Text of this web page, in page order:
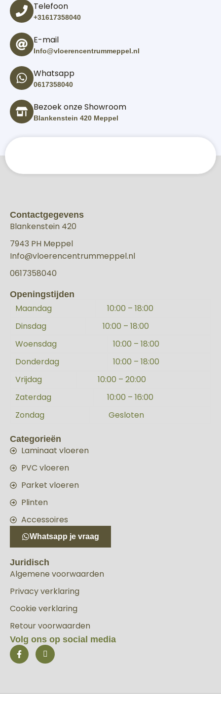
Telefoon
+31617358040
E-mail
Info@vloerencentrummeppel.nl
Whatsapp
0617358040
Bezoek onze Showroom
Blankenstein 420 Meppel
Contactgegevens
Blankenstein 420
7943 PH Meppel
Info@vloerencentrummeppel.nl
0617358040
Openingstijden
Maandag
10:00 – 18:00
Dinsdag
10:00 – 18:00
Woensdag
10:00 – 18:00
Donderdag
10:00 – 18:00
Vrijdag
10:00 – 20:00
Zaterdag
10:00 – 16:00
Zondag
Gesloten
Categorieën
Laminaat vloeren
PVC vloeren
Parket vloeren
Plinten
Accessoires
Whatsapp je vraag
Juridisch
Algemene voorwaarden
Privacy verklaring
Cookie verklaring
Retour voorwaarden
Volg ons op social media